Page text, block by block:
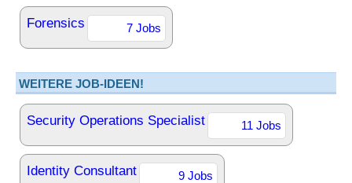
Forensics 7 Jobs
WEITERE JOB-IDEEN!
Security Operations Specialist 11 Jobs
Identity Consultant 9 Jobs